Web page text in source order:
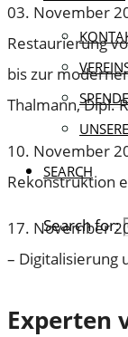
SEARCH
Search for:
03. November
Restaurierung
bis zur
Thalmann, Dipl.
10. November
Rekonstruktion
17. November
– Digitalisierung
Experten